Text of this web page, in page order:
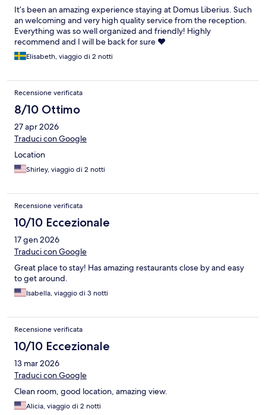
It’s been an amazing experience staying at Domus Liberius. Such
an welcoming and very high quality service from the reception.
Everything was so well organized and friendly! Highly
recommend and I will be back for sure ❤️
Elisabeth, viaggio di 2 notti
Recensione verificata
8/10 Ottimo
27 apr 2026
Traduci con Google
Location
Shirley, viaggio di 2 notti
Recensione verificata
10/10 Eccezionale
17 gen 2026
Traduci con Google
Great place to stay! Has amazing restaurants close by and easy
to get around.
Isabella, viaggio di 3 notti
Recensione verificata
10/10 Eccezionale
13 mar 2026
Traduci con Google
Clean room, good location, amazing view.
Alicia, viaggio di 2 notti